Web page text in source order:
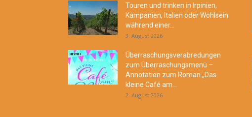
Touren und trinken in Irpinien,
Kampanien, Italien oder Wohlsein
während einer...
3. August 2026
Überraschungsverabredungen
zum Überraschungsmenü –
Annotation zum Roman „Das
kleine Café am...
2. August 2026